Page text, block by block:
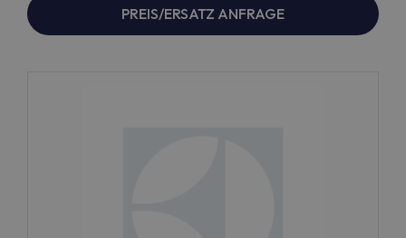
PREIS/ERSATZ ANFRAGE